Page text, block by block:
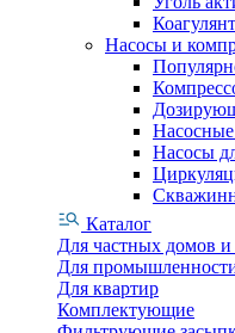
Насосы и
Насосы
Каталог
Для частных домов и
Для
Для квартир
Комплектующие